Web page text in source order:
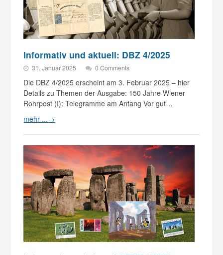
Informativ und aktuell: DBZ 4/2025
31. Januar 2025 0 Comments
Die DBZ 4/2025 erscheint am 3. Februar 2025 – hier
Details zu Themen der Ausgabe: 150 Jahre Wiener
Rohrpost (I): Telegramme am Anfang Vor gut…
mehr ...→